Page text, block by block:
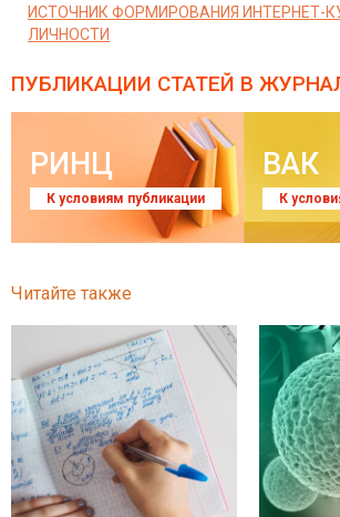
ИСТОЧНИК ФОРМИРОВАНИЯ ИНТЕРНЕТ-
ЛИЧНОСТИ
ПУБЛИКАЦИИ СТАТЕЙ В
РИНЦ
К условиям публикации
ВАК
К
Читайте также